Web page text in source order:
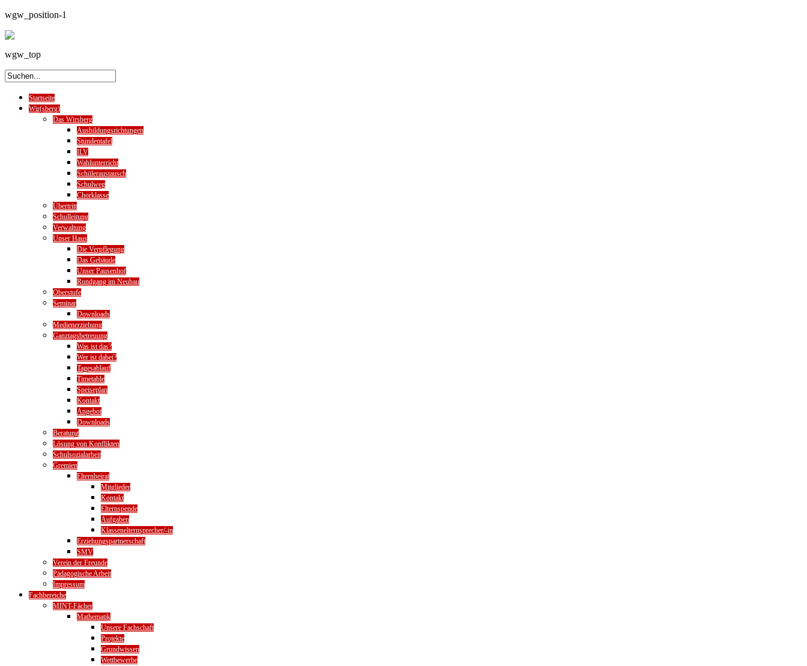
wgw_position-1
wgw_top
Startseite
Wir(sberg)
Das Wirsberg
Ausbildungsrichtungen
Stundentafel
ILV
Wahlunterricht
Schüleraustausch
Schulweg
Chorklasse
Übertritt
Schulleitung
Verwaltung
Unser Haus
Die Verpflegung
Das Gebäude
Unser Pausenhof
Rundgang im Neubau
Oberstufe
Seminar
Downloads
Medienerziehung
Ganztagsbetreuung
Was ist das?
Wer ist dabei?
Tagesablauf
Timetable
Speiseplan
Kontakt
Angebot
Downloads
Beratung
Lösung von Konflikten
Schulsozialarbeit
Gremien
Elternbeirat
Mitglieder
Kontakt
Elternspende
Aufgaben
Klassenelternsprecher/-in
Erziehungspartnerschaft
SMV
Verein der Freunde
Pädagogische Arbeit
Impressum
Fachbereiche
MINT-Fächer
Mathematik
Unsere Fachschaft
Projekte
Grundwissen
Wettbewerbe